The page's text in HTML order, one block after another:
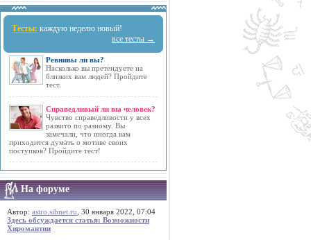
Тесты: каждую неделю новый!
все тесты →
Ревнивы ли вы?
Насколько вы претендуете на
близких вам людей? Пройдите
тест.
Справедливый ли вы человек?
Чувство справедливости у всех
развито по разному. Вы
замечали, что иногда вам
приходится думать о мотиве своих
поступков? Пройдите тест!
На форуме
Автор: astro.sibnet.ru , 30 января 2022, 07:04
Здесь обсуждается статья: Возможности
Хиромантии